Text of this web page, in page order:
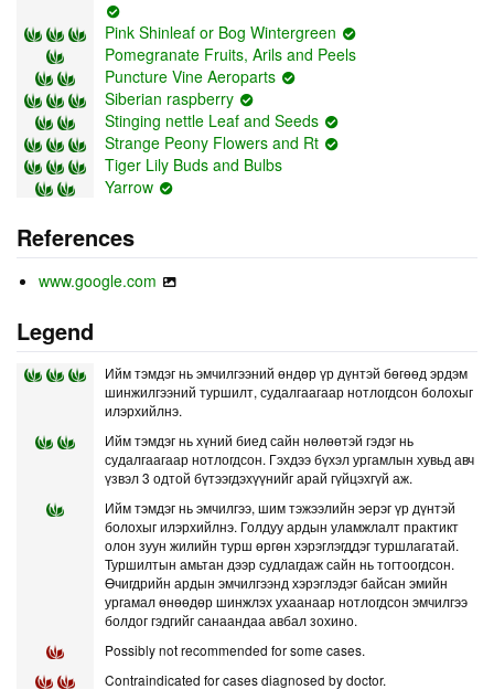
Pink Shinleaf or Bog Wintergreen
Pomegranate Fruits, Arils and Peels
Puncture Vine Aeroparts
Siberian raspberry
Stinging nettle Leaf and Seeds
Strange Peony Flowers and Rt
Tiger Lily Buds and Bulbs
Yarrow
References
www.google.com
Legend
Ийм тэмдэг нь эмчилгээний өндөр үр дүнтэй бөгөөд эрдэм
шинжилгээний туршилт, судалгаагаар нотлогдсон болохыг
илэрхийлнэ.
Ийм тэмдэг нь хүний биед сайн нөлөөтэй гэдэг нь
судалгаагаар нотлогдсон. Гэхдээ бүхэл ургамлын хувьд авч
үзвэл 3 одтой бүтээгдэхүүнийг арай гүйцэхгүй аж.
Ийм тэмдэг нь эмчилгээ, шим тэжээлийн эерэг үр дүнтэй
болохыг илэрхийлнэ. Голдуу ардын уламжлалт практикт
олон зуун жилийн турш өргөн хэрэглэгддэг туршлагатай.
Туршилтын амьтан дээр судлагдаж сайн нь тогтоогдсон.
Өчигдрийн ардын эмчилгээнд хэрэглэдэг байсан эмийн
ургамал өнөөдөр шинжлэх ухаанаар нотлогдсон эмчилгээ
болдог гэдгийг санаандаа авбал зохино.
Possibly not recommended for some cases.
Contraindicated for cases diagnosed by doctor.